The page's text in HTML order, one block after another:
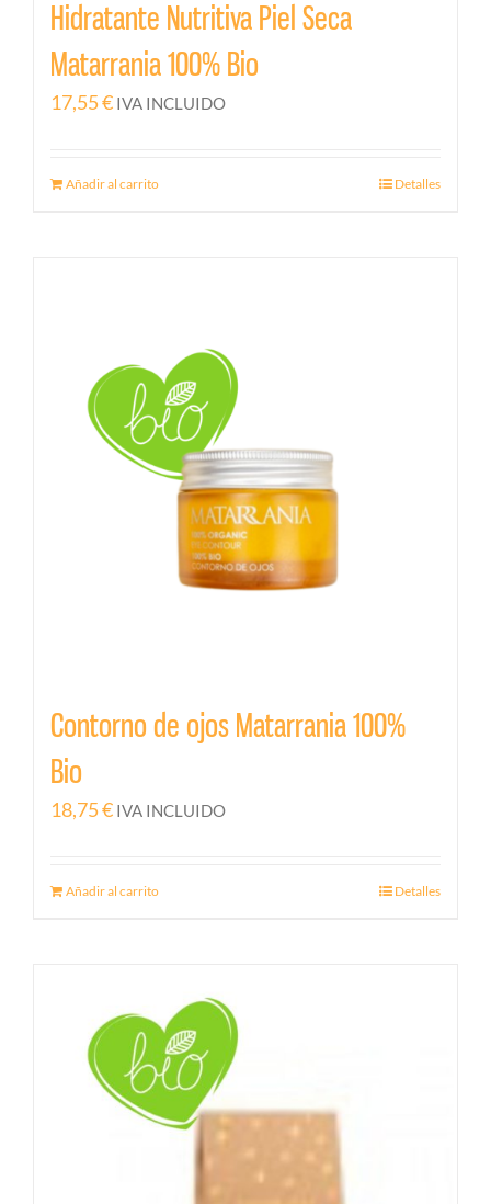
Hidratante Nutritiva Piel Seca
Matarrania 100% Bio
17,55€ IVA INCLUIDO
Añadir al carrito Detalles
Contorno de ojos Matarrania 100%
Bio
18,75€ IVA INCLUIDO
Añadir al carrito Detalles